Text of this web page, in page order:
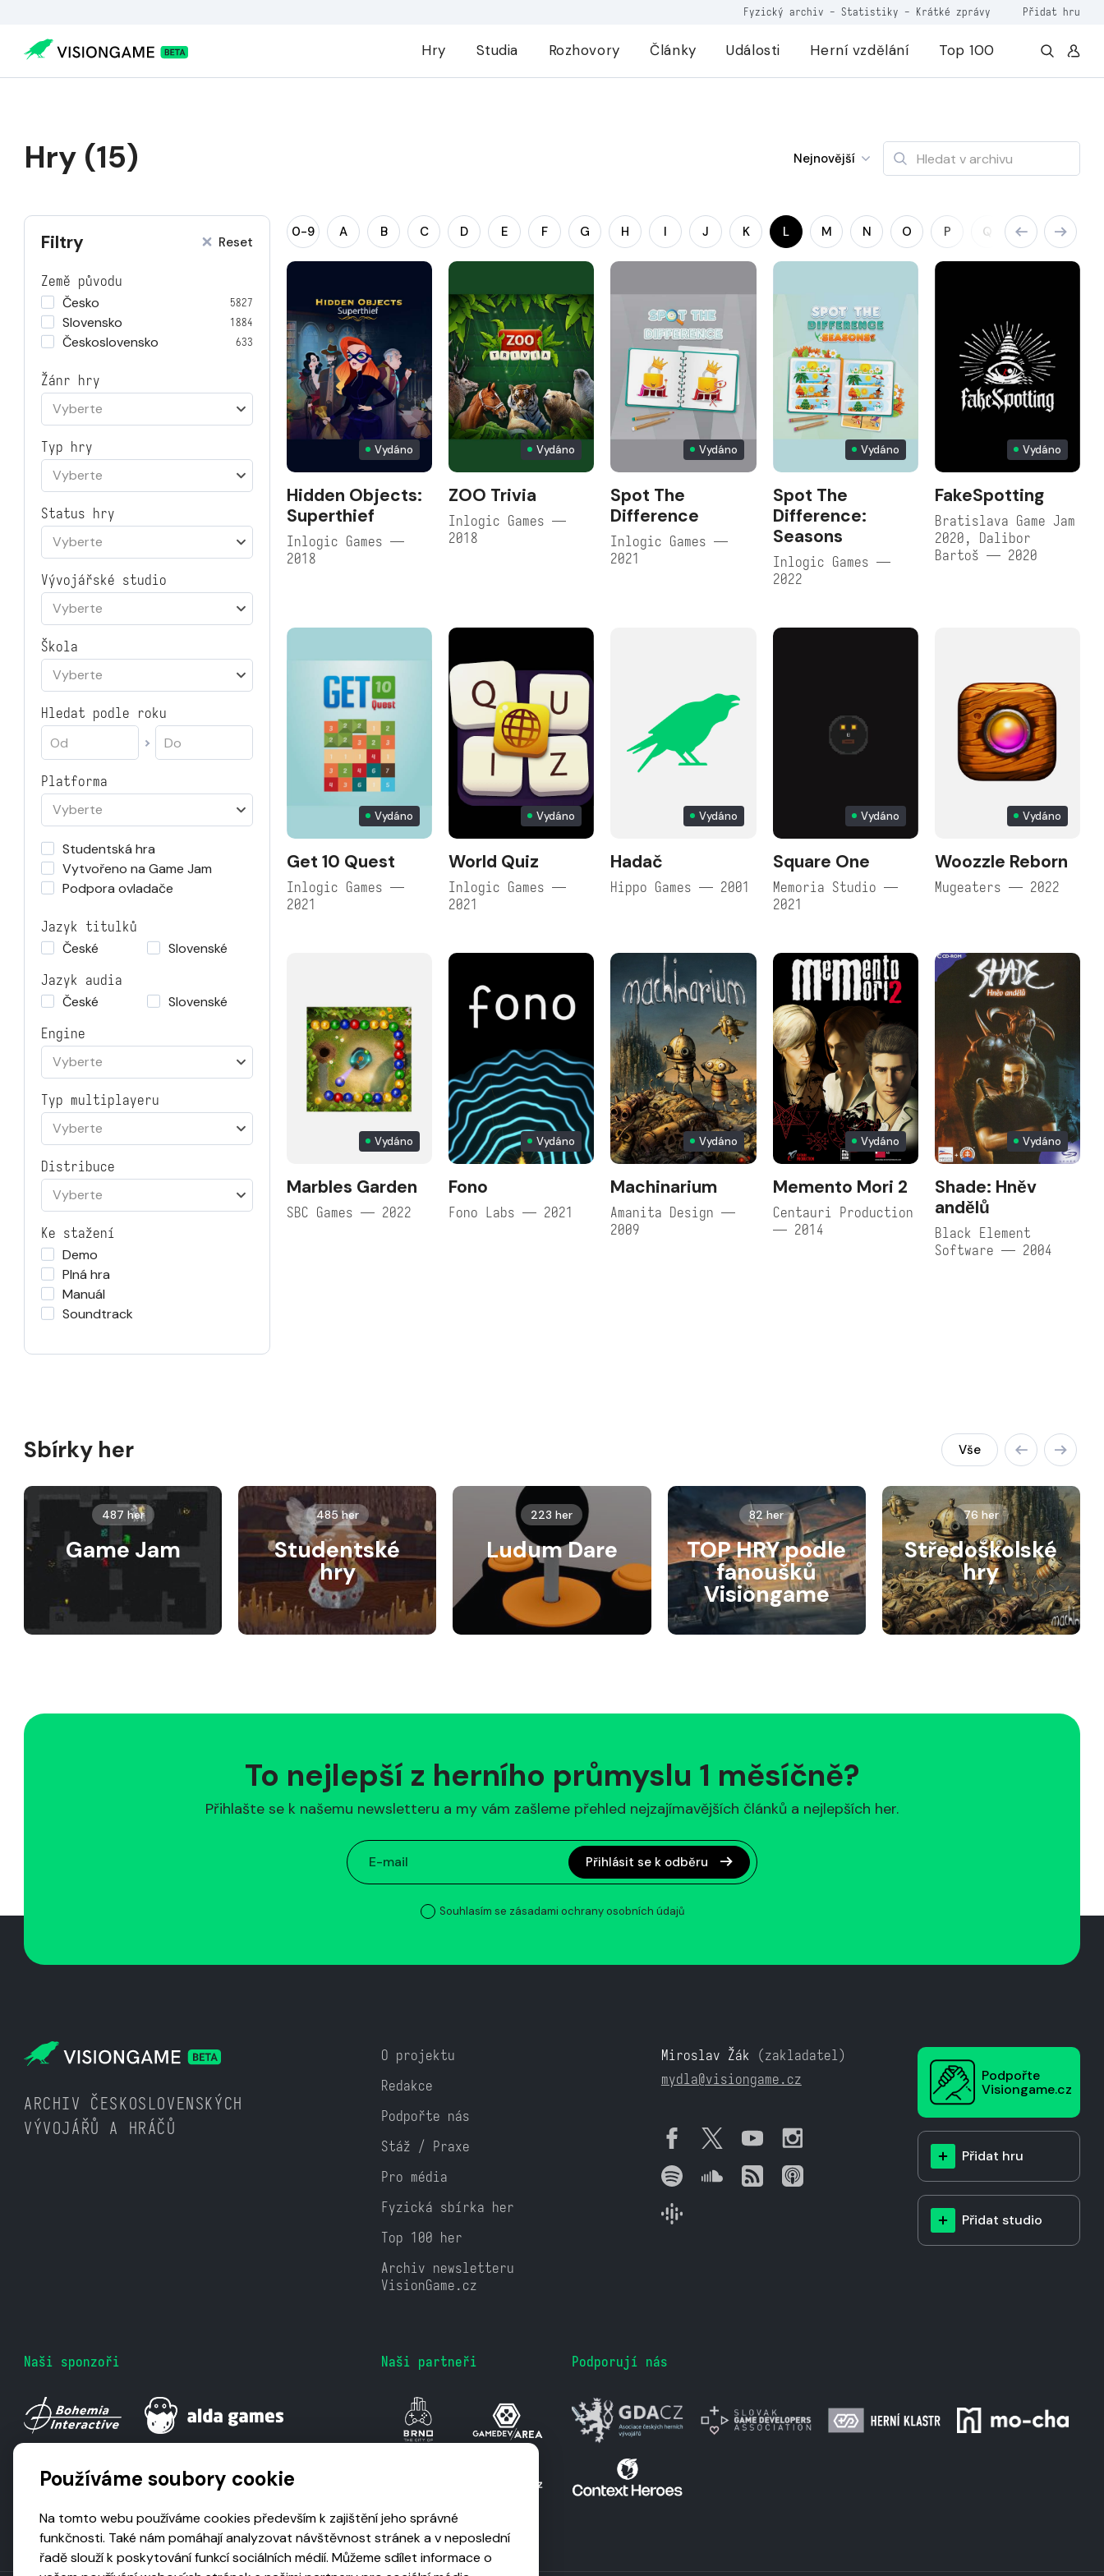
Fyzický archiv - Statistiky - Krátké zprávy Přidat hru
Hry Studia Rozhovory Články Události Herní vzdělání Top 100
Hry (15) Nejnovější
Filtry Reset
Země původu
Česko
5827
Slovensko 1884
Československo 633
Žánr hry
Vyberte
Typ hry
Vyberte
Status hry
Vyberte
Vývojářské studio
Vyberte
Škola
Vyberte
Hledat podle roku
Platforma
Vyberte
Studentská hra
Vytvořeno na Game Jam
Podpora ovladače
Jazyk titulků
České
Slovenské
Jazyk audia
České
Slovenské
Engine
Vyberte
Typ multiplayeru
Vyberte
Distribuce
Vyberte
Ke stažení
Demo
Plná hra
Manuál
Soundtrack
0-9 A B C D E F G H I J K L M N O P Q R S
Vydáno
Hidden Objects:
Superthief
Inlogic Games —
2018
Vydáno
ZOO Trivia
Inlogic Games —
2018
Vydáno
Spot The
Difference
Inlogic Games —
2021
Vydáno
Spot The
Difference:
Seasons
Inlogic Games —
2022
Vydáno
FakeSpotting
Bratislava Game Jam
2020, Dalibor
Bartoš — 2020
Vydáno
Get 10 Quest
Inlogic Games —
2021
Vydáno
World Quiz
Inlogic Games —
2021
Vydáno
Hadač
Hippo Games — 2001
Vydáno
Square One
Memoria Studio —
2021
Vydáno
Woozzle Reborn
Mugeaters — 2022
Vydáno
Marbles Garden
SBC Games — 2022
Vydáno
Fono
Fono Labs — 2021
Vydáno
Machinarium
Amanita Design —
2009
Vydáno
Memento Mori 2
Centauri Production
— 2014
Vydáno
Shade: Hněv
andělů
Black Element
Software — 2004
Sbírky her Vše
487 her
Game Jam
485 her
Studentské
hry
223 her
Ludum Dare
82 her
TOP HRY podle
fanoušků
Visiongame
76 her
Středoškolské
hry
To nejlepší z herního průmyslu 1 měsíčně?
Přihlašte se k našemu newsletteru a my vám zašleme přehled nejzajímavějších článků a nejlepších her.
Přihlásit se k odběru
Souhlasím se zásadami ochrany osobních údajů
ARCHIV ČESKOSLOVENSKÝCH
VÝVOJÁŘŮ A HRÁČŮ
O projektu
Redakce
Podpořte nás
Stáž / Praxe
Pro média
Fyzická sbírka her
Top 100 her
Archiv newsletteru
VisionGame.cz
Miroslav Žák (zakladatel)
mydla@visiongame.cz
Podpořte
Visiongame.cz
Přidat hru
Přidat studio
Naši sponzoři Naši partneři Podporují nás
Používáme soubory cookie
Na tomto webu používáme cookies především k zajištění jeho správné
funkčnosti. Také nám pomáhají analyzovat návštěvnost stránek a v neposlední
řadě slouží k poskytování funkcí sociálních médií. Můžeme sdílet informace o